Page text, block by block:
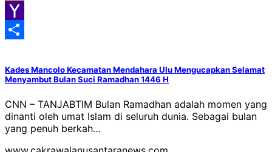
Google
Classroom
Yahoo
Kades Mancolo Kecamatan Mendahara Ulu Mengucapkan Selamat
Menyambut Bulan Suci Ramadhan 1446 H
CNN – TANJABTIM Bulan Ramadhan adalah momen yang
dinanti oleh umat Islam di seluruh dunia. Sebagai bulan
yang penuh berkah…